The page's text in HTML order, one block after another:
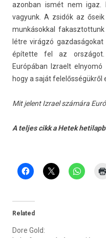
azon­ban ismét nem igaz.
vagyunk. A zsidók az
mun­kásokk­al
létre virágzó
építette fel az országot.
Európában Iz­raelt
hogy a saját felelősségükről
Mit jelent Iz­rael számára
A tel­jes cikk a Hetek
Related
Dore Gold: